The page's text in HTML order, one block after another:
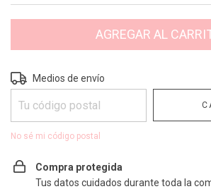
Entregas para el CP:
Medios de envío
No sé mi código postal
Compra protegida
Tus datos cuidados durante toda la